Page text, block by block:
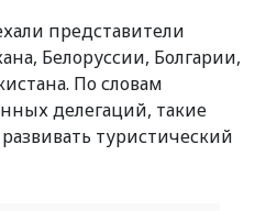
представители
Белоруссии, Болгарии,
По словам
делегаций, такие
туристический